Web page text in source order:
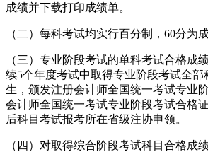
成绩并下载打印成绩单。
（二）每科考试均实行百分制，60分为
（三）专业阶段考试的单科考试合格成
续5个年度考试中取得专业阶段考试全部
生，颁发注册会计师全国统一考试专业
会计师全国统一考试专业阶段考试合格
后科目考试报考所在省级注协申领。
（四）对取得综合阶段考试科目合格成